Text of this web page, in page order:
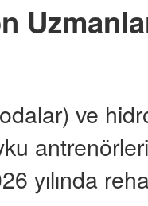
ve
yılında